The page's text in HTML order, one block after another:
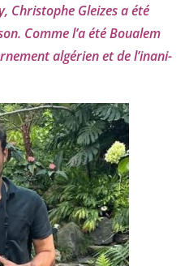
Christophe Gleizesa été
Comme l’a été Boualem
algé­rien et de l’i­na­ni­